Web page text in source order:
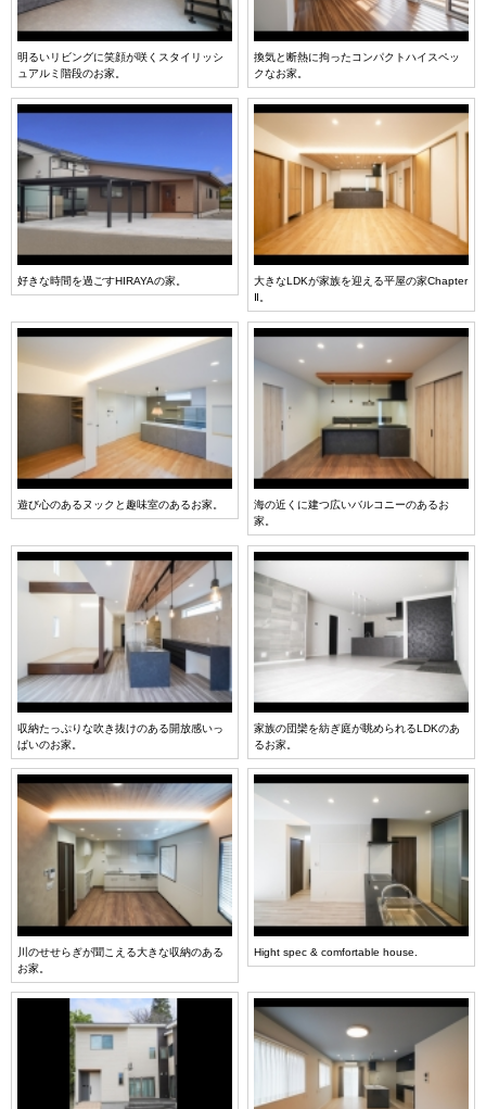
明るいリビングに笑顔が咲くスタイリッシ
ュアルミ階段のお家。
換気と断熱に拘ったコンパクトハイスペッ
クなお家。
好きな時間を過ごすHIRAYAの家。
大きなLDKが家族を迎える平屋の家Chapter
Ⅱ。
遊び心のあるヌックと趣味室のあるお家。
海の近くに建つ広いバルコニーのあるお
家。
収納たっぷりな吹き抜けのある開放感いっ
ぱいのお家。
家族の団欒を紡ぎ庭が眺められるLDKのあ
るお家。
川のせせらぎが聞こえる大きな収納のある
お家。
Hight spec & comfortable house.